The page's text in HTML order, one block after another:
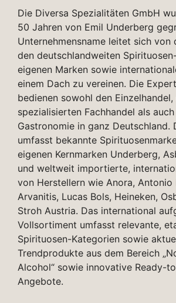
Die Diversa Spezialitäten GmbH
50 Jahren von Emil Underberg
Unternehmensname leitet sich von
den deutschlandweiten
eigenen Marken sowie
einem Dach zu vereinen. Die
bedienen sowohl den Einzelhandel,
spezialisierten Fachhandel als
Gastronomie in ganz Deutschland.
umfasst bekannte
eigenen Kernmarken Underberg,
und weltweit importierte,
von Herstellern wie Anora, Antonio
Arvanitis, Lucas Bols, Heineken,
Stroh Austria. Das international
Vollsortiment umfasst relevante,
Spirituosen-Kategorien sowie
Trendprodukte aus dem Bereich
Alcohol“ sowie innovative Ready-
Angebote.